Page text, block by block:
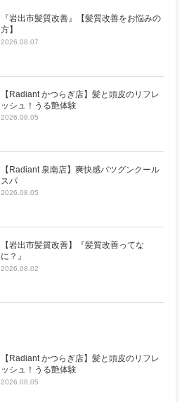
『岩出市髪質改善』【髪質改善をお悩みの
方】
2026.08.07
【Radiant かつらぎ店】髪と頭皮のリフレ
ッシュ！うる艶体験
2026.08.05
【Radiant 泉南店】爽快感バツグンクール
スパ
2026.08.05
【岩出市髪質改善】『髪質改善ってな
に？』
2026.08.02
【Radiant かつらぎ店】髪と頭皮のリフレ
ッシュ！うる艶体験
2026.08.05